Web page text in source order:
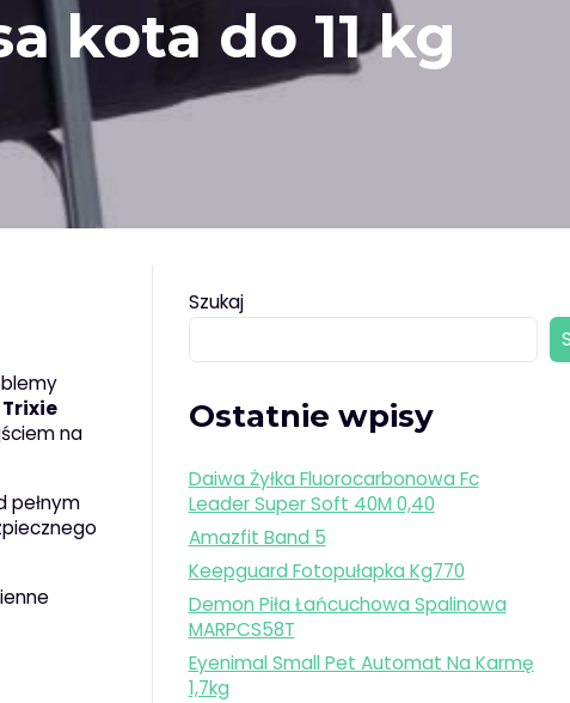
kota do 11 kg
Trixie
na
pełnym
Szukaj
Ostatnie wpisy
Daiwa Żyłka Fluorocarbonowa Fc
Leader Super Soft 40M 0,40
Amazfit Band 5
Keepguard Fotopułapka Kg770
Demon Piła Łańcuchowa Spalinowa
MARPCS58T
Eyenimal Small Pet Automat Na Karmę
1,7kg